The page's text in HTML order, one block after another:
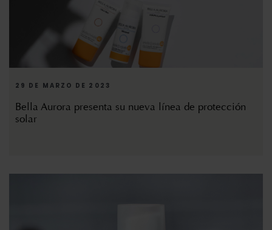
29 DE MARZO DE 2023
Bella Aurora presenta su nueva línea de protección
solar